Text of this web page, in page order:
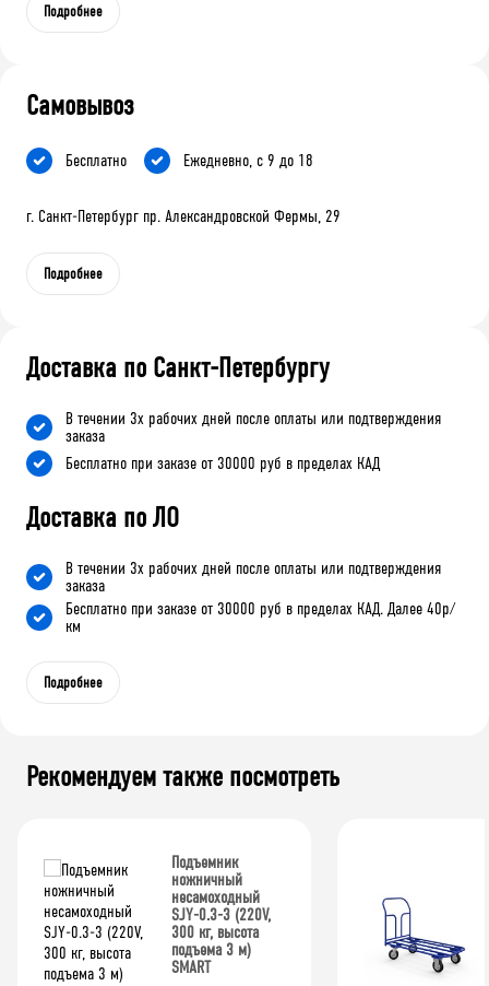
Подробнее
Самовывоз
Бесплатно Ежедневно, с 9 до 18
г. Санкт-Петербург пр. Александровской Фермы, 29
Подробнее
Доставка по Санкт-Петербургу
В течении 3х рабочих дней после оплаты или подтверждения
заказа
Бесплатно при заказе от 30000 руб в пределах КАД
Доставка по ЛО
В течении 3х рабочих дней после оплаты или подтверждения
заказа
Бесплатно при заказе от 30000 руб в пределах КАД. Далее 40р/
км
Подробнее
Рекомендуем также посмотреть
Подъемник
ножничный
несамоходный
SJY-0.3-3 (220V,
300 кг, высота
подъема 3 м)
SMART